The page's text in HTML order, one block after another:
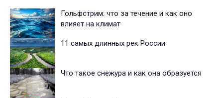
Гольфстрим: что за течение и как оно
влияет на климат
11 самых длинных рек России
Что такое снежура и как она образуется